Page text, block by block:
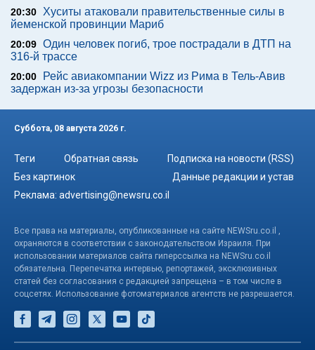
20:30 Хуситы атаковали правительственные силы в
йеменской провинции Мариб
20:09 Один человек погиб, трое пострадали в ДТП на
316-й трассе
20:00
Рейс авиакомпании Wizz из Рима в Тель-Авив
задержан из-за угрозы безопасности
Суббота, 08 августа 2026 г.
Теги Обратная связь
Подписка на новости (RSS)
Без картинок
Данные редакции и устав
Реклама: advertising@newsru.co.il
Все права на материалы, опубликованные на сайте NEWSru.co.il ,
охраняются в соответствии с законодательством Израиля. При
использовании материалов сайта гиперссылка на NEWSru.co.il
обязательна. Перепечатка интервью, репортажей, эксклюзивных
статей без согласования с редакцией запрещена – в том числе в
соцсетях. Использование фотоматериалов агентств не разрешается.